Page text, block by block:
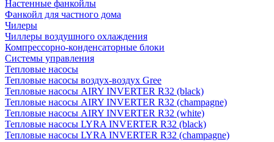
Настенные фанкойлы
Фанкойл для частного дома
Чилеры
Чиллеры воздушного охлаждения
Компрессорно-конденсаторные блоки
Системы управления
Тепловые насосы
Тепловые насосы воздух-воздух Gree
Тепловые насосы AIRY INVERTER R32 (black)
Тепловые насосы AIRY INVERTER R32 (champagne)
Тепловые насосы AIRY INVERTER R32 (white)
Тепловые насосы LYRA INVERTER R32 (black)
Тепловые насосы LYRA INVERTER R32 (champagne)